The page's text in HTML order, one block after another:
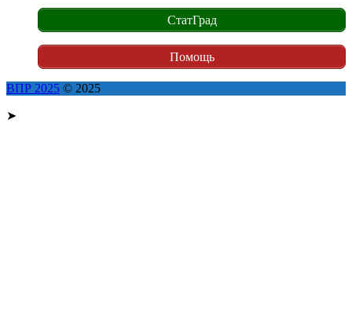
СтатГрад
Помощь
ВПР 2025 © 2025
➤